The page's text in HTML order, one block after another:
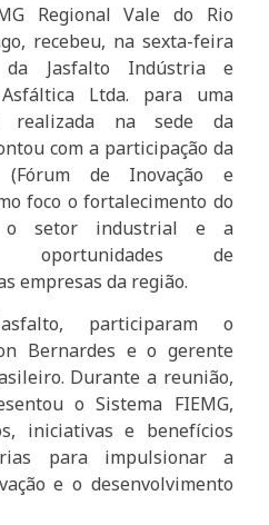
Regional Vale do Rio
recebeu, na sexta-feira
da Jasfalto Indústria e
Ltda. para uma
realizada na sede da
com a participação da
(Fórum de Inovação e
foco o fortalecimento do
o setor industrial e a
oportunidades de
empresas da região.
participaram o
Bernardes e o gerente
Durante a reunião,
o Sistema FIEMG,
iniciativas e benefícios
para impulsionar a
e o desenvolvimento